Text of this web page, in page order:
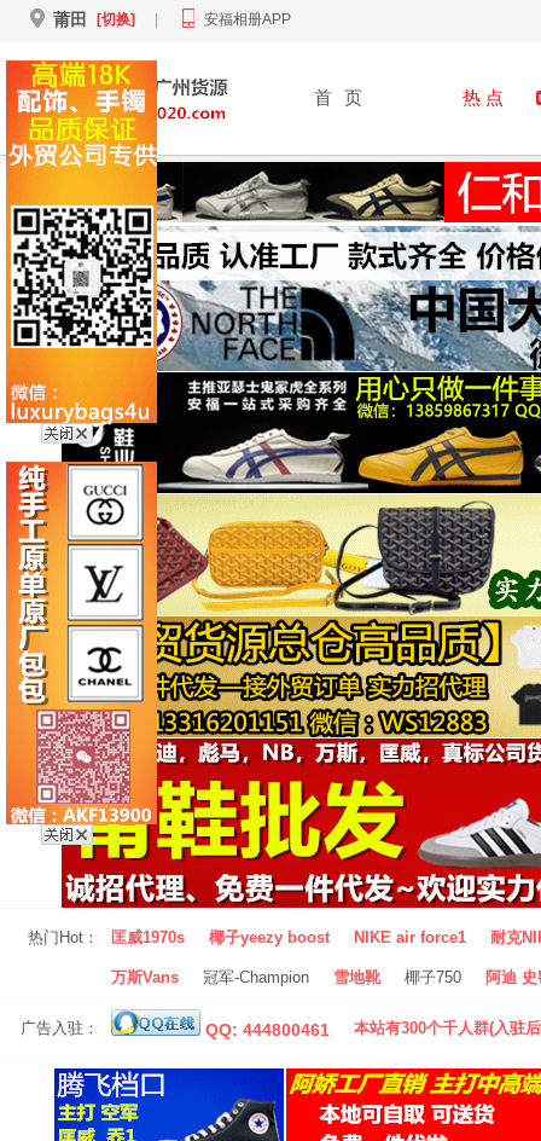
莆田 [切换] 安福相册APP
首 页 热 点
热门Hot： 匡威1970s 椰子yeezy boost NIKE air force1 耐克
万斯Vans 冠军-Champion 雪地靴 椰子750 阿迪
广告入驻： QQ: 444800461 本站有300个千人群(入驻